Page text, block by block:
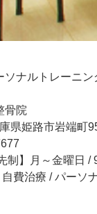
ナルトレーニ
骨院
県姫路市岩端町
制】月～金曜日
費治療 / パーソ